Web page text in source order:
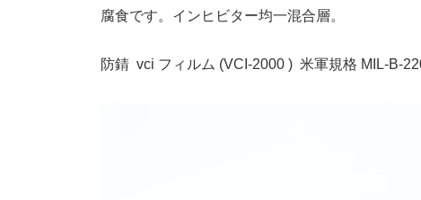
腐食です。インヒビター均一混合層。
防錆 vci フィルム (VCI-2000 ) 米軍規格 MIL-B-